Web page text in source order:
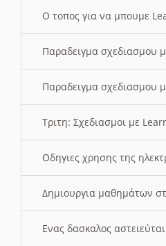
O τοπος για να μπουμε
Παραδειγμα σχεδιασμου
Παραδειγμα σχεδιασμου
Τριτη: Σχεδιασμοι με
Οδηγιες χρησης της
Δημιουργια μαθημάτων
Ενας δασκαλος